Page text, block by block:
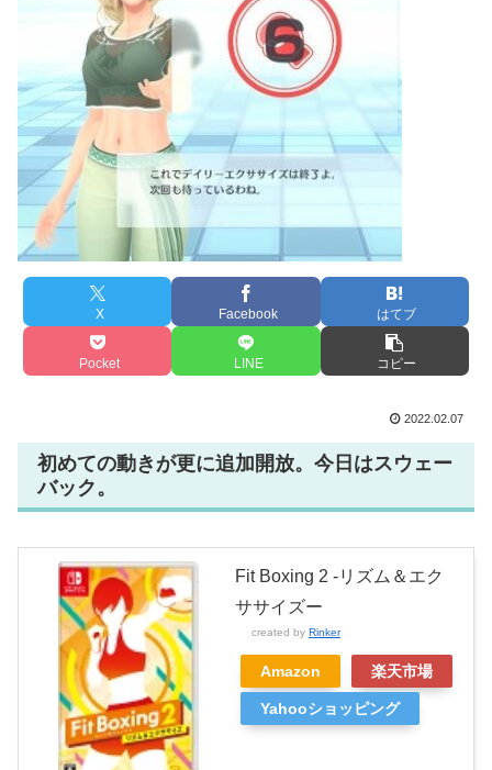
X Facebook はてブ
Pocket LINE コピー
2022.02.07
初めての動きが更に追加開放。今日はスウェー
バック。
Fit Boxing 2 -リズム＆エク
ササイズー
created by Rinker
Amazon 楽天市場
Yahooショッピング